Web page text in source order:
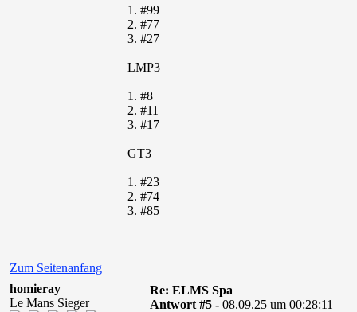
1. #99
2. #77
3. #27
LMP3
1. #8
2. #11
3. #17
GT3
1. #23
2. #74
3. #85
Zum Seitenanfang
homieray
Le Mans Sieger
Re: ELMS Spa
Antwort #5 - 08.09.25 um 00:28:11